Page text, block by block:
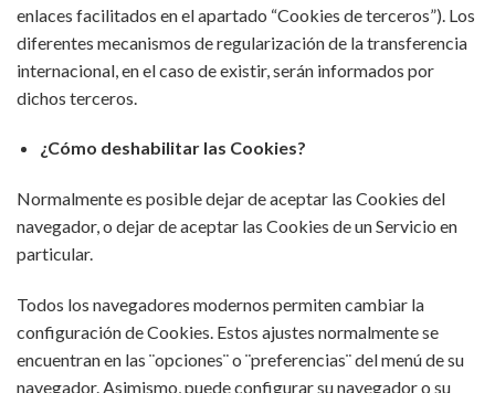
enlaces facilitados en el apartado “Cookies de terceros”). Los
diferentes mecanismos de regularización de la transferencia
internacional, en el caso de existir, serán informados por
dichos terceros.
¿Cómo deshabilitar las Cookies?
Normalmente es posible dejar de aceptar las Cookies del
navegador, o dejar de aceptar las Cookies de un Servicio en
particular.
Todos los navegadores modernos permiten cambiar la
configuración de Cookies. Estos ajustes normalmente se
encuentran en las ¨opciones¨ o ¨preferencias¨ del menú de su
navegador. Asimismo, puede configurar su navegador o su